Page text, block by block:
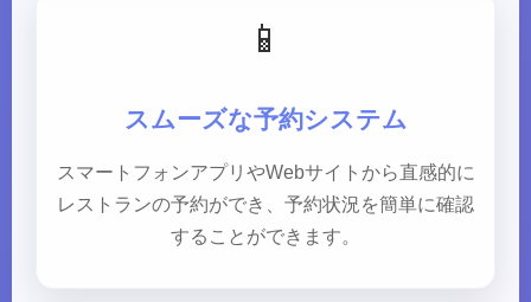
📱
スムーズな予約システム
スマートフォンアプリやWebサイトから直感的に
レストランの予約ができ、予約状況を簡単に確認
することができます。